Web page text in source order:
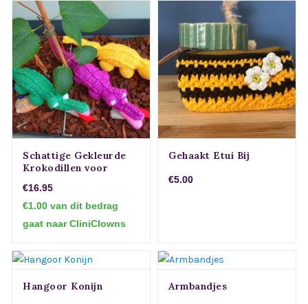
Schattige Gekleurde
Krokodillen voor
Speelgoed of
Decoratie
€16.95
€1.00 van dit bedrag
gaat naar CliniClowns
Gehaakt Etui Bij
€5.00
Hangoor Konijn Armbandjes